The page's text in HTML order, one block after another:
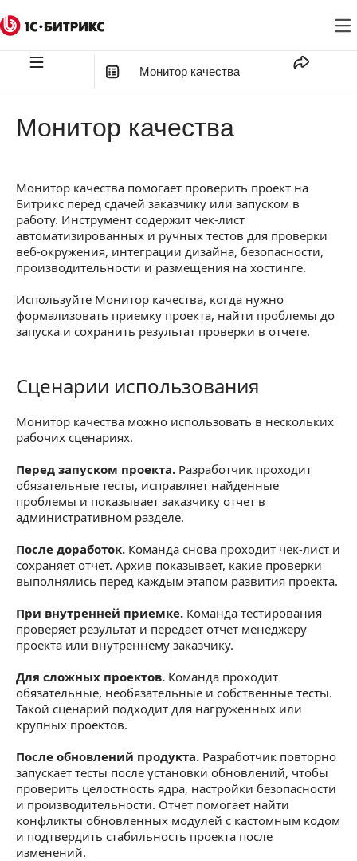
Монитор качества
Сценарии использования
Как устроены тесты
Проверить проект
Исправить не пройденный тест
Сохранить отчет
Монитор качества
Монитор качества помогает проверить проект на
Битрикс перед сдачей заказчику или запуском в
работу. Инструмент содержит чек-лист
автоматизированных и ручных тестов для проверки
веб-окружения, интеграции дизайна, безопасности,
производительности и размещения на хостинге.
Используйте Монитор качества, когда нужно
формализовать приемку проекта, найти проблемы до
запуска и сохранить результат проверки в отчете.
Сценарии использования
Сценарии использования
Монитор качества можно использовать в нескольких
рабочих сценариях.
Перед запуском проекта. Разработчик проходит
обязательные тесты, исправляет найденные
проблемы и показывает заказчику отчет в
административном разделе.
После доработок. Команда снова проходит чек-лист и
сохраняет отчет. Архив показывает, какие проверки
выполнялись перед каждым этапом развития проекта.
При внутренней приемке. Команда тестирования
проверяет результат и передает отчет менеджеру
проекта или внутреннему заказчику.
Для сложных проектов. Команда проходит
обязательные, необязательные и собственные тесты.
Такой сценарий подходит для нагруженных или
крупных проектов.
После обновлений продукта. Разработчик повторно
запускает тесты после установки обновлений, чтобы
проверить целостность ядра, настройки безопасности
и производительности. Отчет помогает найти
конфликты обновленных модулей с кастомным кодом
и подтвердить стабильность проекта после
изменений.